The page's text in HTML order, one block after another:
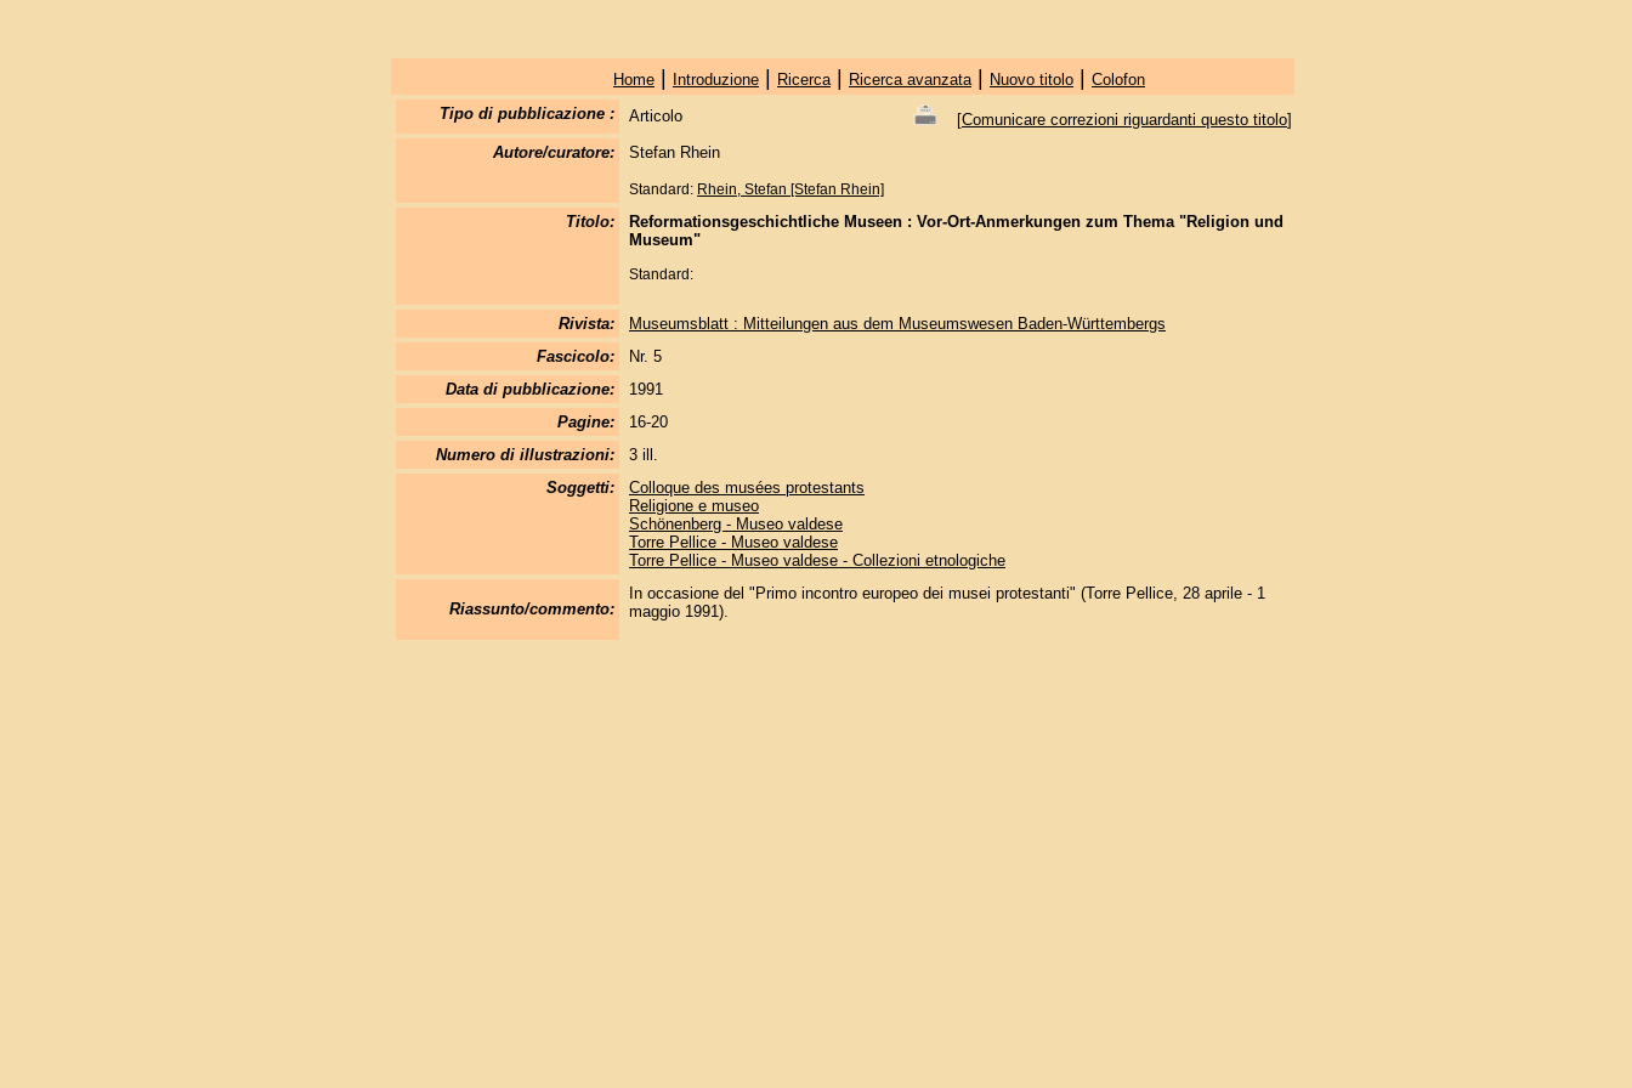
Home| Introduzione| Ricerca| Ricerca avanzata| Nuovo titolo| Colofon
Tipo di pubblicazione :
Articolo [Comunicare correzioni riguardanti questo titolo]
Autore/curatore:
Stefan Rhein
Standard: Rhein, Stefan [Stefan Rhein]
Titolo:
Reformationsgeschichtliche Museen : Vor-Ort-Anmerkungen zum Thema "Religion und
Museum"
Standard:
Rivista:
Museumsblatt : Mitteilungen aus dem Museumswesen Baden-Württembergs
Fascicolo:
Nr. 5
Data di pubblicazione:
1991
Pagine:
16-20
Numero di illustrazioni:
3 ill.
Soggetti:
Colloque des musées protestants
Religione e museo
Schönenberg - Museo valdese
Torre Pellice - Museo valdese
Torre Pellice - Museo valdese - Collezioni etnologiche
Riassunto/commento:
In occasione del "Primo incontro europeo dei musei protestanti" (Torre Pellice, 28 aprile - 1
maggio 1991).